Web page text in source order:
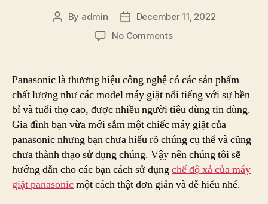
Post
By admin
Post
date
December 11, 2022
No Commentson
Dụng
Chế
Độ
Xả
Của
Máy
Giặt
Panasonic
Panasonic là thương hiệu công nghệ có các sản phẩm
chất lượng như các model máy giặt nổi tiếng với sự bền
bỉ và tuổi thọ cao, được nhiều người tiêu dùng tin dùng.
Gia đình bạn vừa mới sắm một chiếc máy giặt của
panasonic nhưng bạn chưa hiểu rõ chúng cụ thể và cũng
chưa thành thạo sử dụng chúng. Vậy nên chúng tôi sẽ
hướng dẫn cho các bạn cách sử dụngchế độ xả của máy
giặt panasonicmột cách thật đơn giản và dễ hiểu nhé.